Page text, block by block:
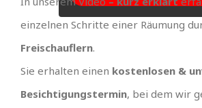
einzelnen Schritte einer Räumung
Freischauflern.
Sie erhalten einen kostenlosen &
Besichtigungstermin, bei dem wir